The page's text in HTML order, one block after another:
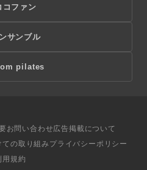
コファン
サンブル
pilates
お問い合わせ広告掲載について
の取り組み プライバシーポリシー
用規約